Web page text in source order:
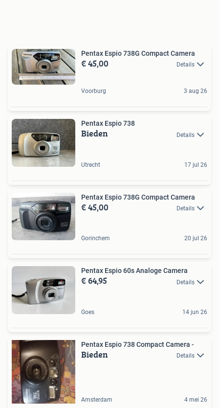
Pentax Espio 738G Compact Camera
€ 45,00 Details
Voorburg 3 aug 26
Pentax Espio 738
Bieden Details
Utrecht 17 jul 26
Pentax Espio 738G Compact Camera
€ 45,00 Details
Gorinchem 20 jul 26
Pentax Espio 60s Analoge Camera
€ 64,95 Details
Goes 14 jun 26
Pentax Espio 738 Compact Camera -
Bieden Details
Amsterdam 4 mei 26